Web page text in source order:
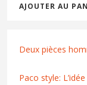
AJOUTER AU
Deux pièces
Paco style: